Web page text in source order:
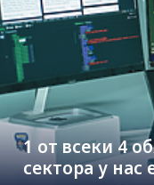
1 от всеки 4
сектора у нас